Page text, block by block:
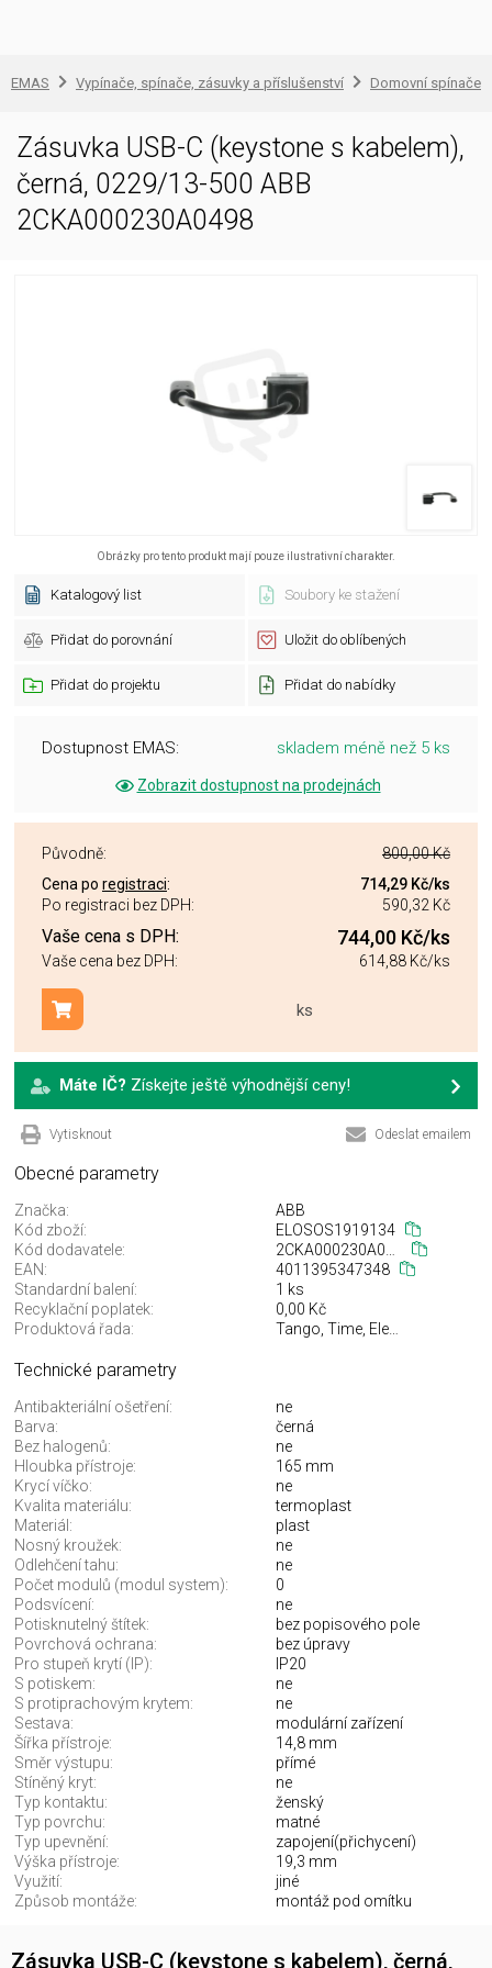
EMAS Vypínače, spínače, zásuvky a příslušenství Domovní spínače
Zásuvka USB-C (keystone s kabelem),
černá, 0229/13-500 ABB
2CKA000230A0498
Obrázky pro tento produkt mají pouze ilustrativní charakter.
Katalogový list Soubory ke stažení
Přidat do porovnání Uložit do oblíbených
Přidat do projektu Přidat do nabídky
Dostupnost EMAS: skladem méně než 5 ks
Zobrazit dostupnost na prodejnách
Původně:
800,00 Kč
Cena po registraci: 714,29 Kč/ks
Po registraci bez DPH:
590,32 Kč
Vaše cena s DPH: 744,00 Kč/ks
Vaše cena bez DPH: 614,88 Kč/ks
ks
Přidat do košíku
Máte IČ? Získejte ještě výhodnější ceny!
Vytisknout Odeslat emailem
Obecné parametry
Značka:
ABB
Kód zboží:
ELOSOS1919134
Kód dodavatele:
2CKA000230A0498
EAN:
4011395347348
Standardní balení:
1 ks
Recyklační poplatek:
0,00 Kč
Produktová řada:
Tango, Time, Element, Solo, Future linear, Swing L, Decento, Swing, Busch-axcent, Zoni
Technické parametry
Antibakteriální ošetření:
ne
Barva:
černá
Bez halogenů:
ne
Hloubka přístroje:
165 mm
Krycí víčko:
ne
Kvalita materiálu:
termoplast
Materiál:
plast
Nosný kroužek:
ne
Odlehčení tahu:
ne
Počet modulů (modul system):
0
Podsvícení:
ne
Potisknutelný štítek:
bez popisového pole
Povrchová ochrana:
bez úpravy
Pro stupeň krytí (IP):
IP20
S potiskem:
ne
S protiprachovým krytem:
ne
Sestava:
modulární zařízení
Šířka přístroje:
14,8 mm
Směr výstupu:
přímé
Stíněný kryt:
ne
Typ kontaktu:
ženský
Typ povrchu:
matné
Typ upevnění:
zapojení(přichycení)
Výška přístroje:
19,3 mm
Využití:
jiné
Způsob montáže:
montáž pod omítku
Zásuvka USB-C (keystone s kabelem), černá,